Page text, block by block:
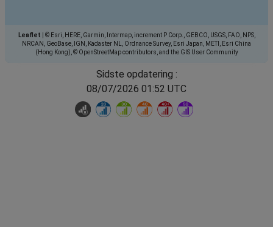
Leaflet
© Esri, HERE, Garmin, Intermap, increment P Corp., GEBCO, USGS, FAO, NPS,
NRCAN, GeoBase, IGN, Kadaster NL, Ordnance Survey, Esri Japan, METI, Esri China
(Hong Kong), © OpenStreetMap contributors, and the GIS User Community
Sidste opdatering :
08/07/2026 01:52 UTC